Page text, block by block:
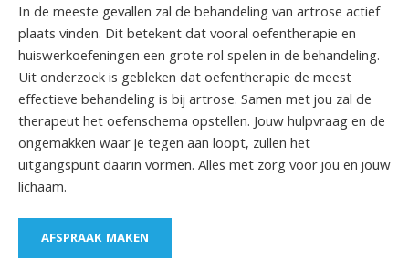
In de meeste gevallen zal de behandeling van artrose actief
plaats vinden. Dit betekent dat vooral oefentherapie en
huiswerkoefeningen een grote rol spelen in de behandeling.
Uit onderzoek is gebleken dat oefentherapie de meest
effectieve behandeling is bij artrose. Samen met jou zal de
therapeut het oefenschema opstellen. Jouw hulpvraag en de
ongemakken waar je tegen aan loopt, zullen het
uitgangspunt daarin vormen. Alles met zorg voor jou en jouw
lichaam.
AFSPRAAK MAKEN